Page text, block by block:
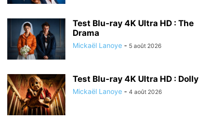
Test Blu-ray 4K Ultra HD : The
Drama
Mickaël Lanoye - 5 août 2026
Test Blu-ray 4K Ultra HD : Dolly
Mickaël Lanoye - 4 août 2026